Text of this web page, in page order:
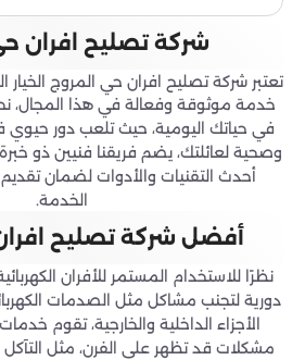
شركة تصليح افران
تعتبر شركة تصليح افران حي المروج
خدمة موثوقة وفعالة في هذا المجال،
في حياتك اليومية، حيث تلعب دور حيوي
وصحية لعائلتك، يضم فريقنا فنيين ذو
أحدث التقنيات والأدوات لضمان
الخدمة.
أفضل شركة تصليح
نظرًا للاستخدام المستمر للأفران
دورية لتجنب مشاكل مثل الصدمات
الأجزاء الداخلية والخارجية، تقوم
مشكلات قد تظهر على الفرن، مثل التآكل